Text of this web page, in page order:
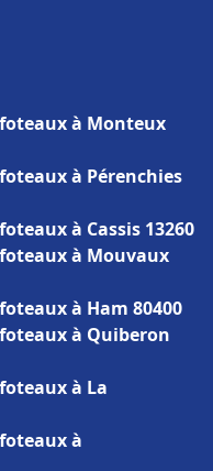
à Monteux
à Pérenchies
à Cassis 13260
à Mouvaux
à Ham 80400
à Quiberon
à La
à